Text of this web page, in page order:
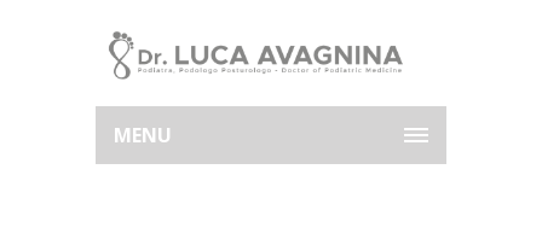
MENU